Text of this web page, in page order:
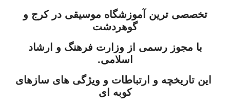
تخصصی ترین آموزشگاه موسیقی در کرج و
گوهردشت
با مجوز رسمی از وزارت فرهنگ و ارشاد
اسلامی.
این تاریخچه و ارتباطات و ویژگی های سازهای
کوبه ای